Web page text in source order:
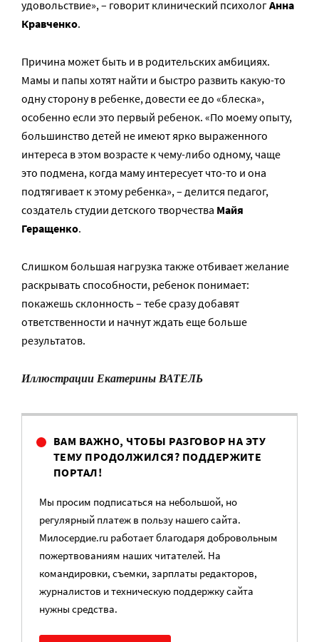
удовольствие», – говорит клинический психологАнна
Кравченко.
Причина может быть и в родительских амбициях.
Мамы и папы хотят найти и быстро развить какую-то
одну сторону в ребенке, довести ее до «блеска»,
особенно если это первый ребенок. «По моему опыту,
большинство детей не имеют ярко выраженного
интереса в этом возрасте к чему-либо одному, чаще
это подмена, когда маму интересует что-то и она
подтягивает к этому ребенка», – делится педагог,
создатель студии детского творчества Майя
Геращенко.
Слишком большая нагрузка также отбивает желание
раскрывать способности, ребенок понимает:
покажешь склонность – тебе сразу добавят
ответственности и начнут ждать еще больше
результатов.
Иллюстрации Екатерины ВАТЕЛЬ
ВАМ ВАЖНО, ЧТОБЫ РАЗГОВОР НА ЭТУ
ТЕМУ ПРОДОЛЖИЛСЯ? ПОДДЕРЖИТЕ
ПОРТАЛ!
Мы просим подписаться на небольшой, но
регулярный платеж в пользу нашего сайта.
Милосердие.ru работает благодаря добровольным
пожертвованиям наших читателей. На
командировки, съемки, зарплаты редакторов,
журналистов и техническую поддержку сайта
нужны средства.